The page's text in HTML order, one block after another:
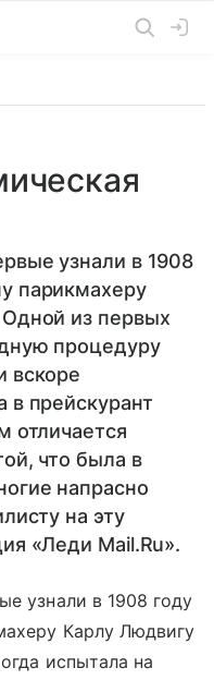
узнали в 1908
парикмахеру
из первых
процедуру
вскоре
в прейскурант
отличается
что была в
напрасно
на эту
«Леди Mail.Ru».
узнали в 1908 году
Карлу Людвигу
испытала на